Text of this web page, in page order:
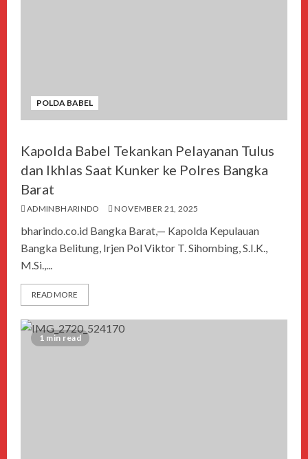
POLDA BABEL
Kapolda Babel Tekankan Pelayanan Tulus
dan Ikhlas Saat Kunker ke Polres Bangka
Barat
ADMINBHARINDO NOVEMBER 21, 2025
bharindo.co.id Bangka Barat,— Kapolda Kepulauan
Bangka Belitung, Irjen Pol Viktor T. Sihombing, S.I.K.,
M.Si.,...
READ MORE
1 min read